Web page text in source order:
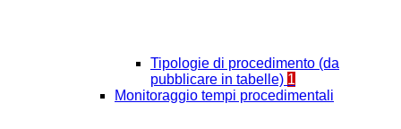
Tipologie di procedimento (da
pubblicare in tabelle) 1
Monitoraggio tempi procedimentali